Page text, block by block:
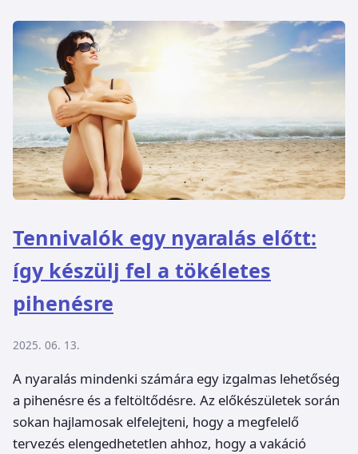
Tennivalók egy nyaralás előtt:
így készülj fel a tökéletes
pihenésre
2025. 06. 13.
A nyaralás mindenki számára egy izgalmas lehetőség
a pihenésre és a feltöltődésre. Az előkészületek során
sokan hajlamosak elfelejteni, hogy a megfelelő
tervezés elengedhetetlen ahhoz, hogy a vakáció